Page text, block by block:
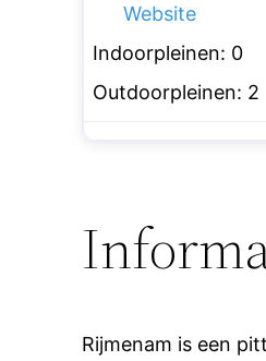
Website
Indoorpleinen: 0
Outdoorpleinen: 2
Rijmenam is een